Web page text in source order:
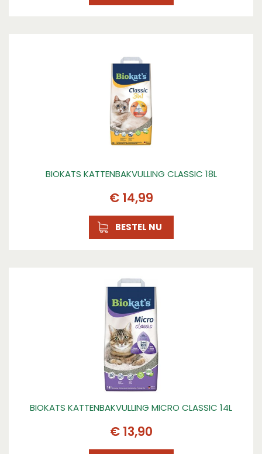
BIOKATS KATTENBAKVULLING CLASSIC 18L
€ 14,99
BESTEL NU
BIOKATS KATTENBAKVULLING MICRO CLASSIC 14L
€ 13,90